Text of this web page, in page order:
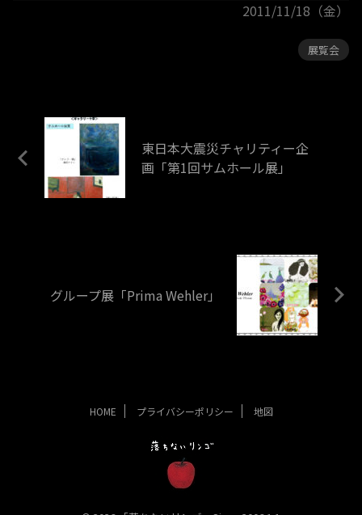
2011/11/18（金）
展覧会
東日本大震災チャリティー企
画「第1回サムホール展」
グループ展「Prima Wehler」
HOME プライバシーポリシー 地図